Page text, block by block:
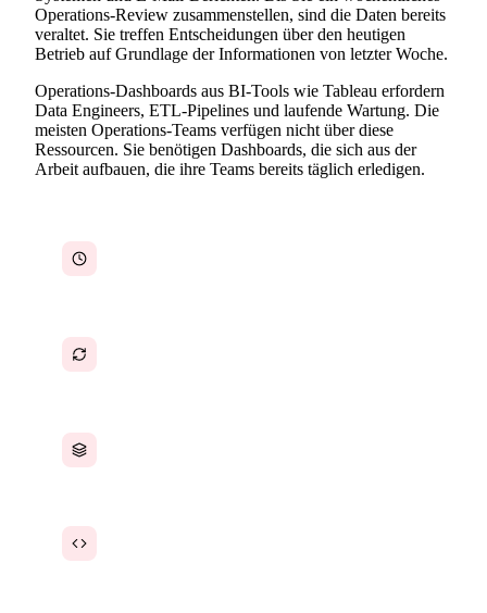
Operations-Review zusammenstellen, sind die Daten bereits
veraltet. Sie treffen Entscheidungen über den heutigen
Betrieb auf Grundlage der Informationen von letzter Woche.
Operations-Dashboards aus BI-Tools wie Tableau erfordern
Data Engineers, ETL-Pipelines und laufende Wartung. Die
meisten Operations-Teams verfügen nicht über diese
Ressourcen. Sie benötigen Dashboards, die sich aus der
Arbeit aufbauen, die ihre Teams bereits täglich erledigen.